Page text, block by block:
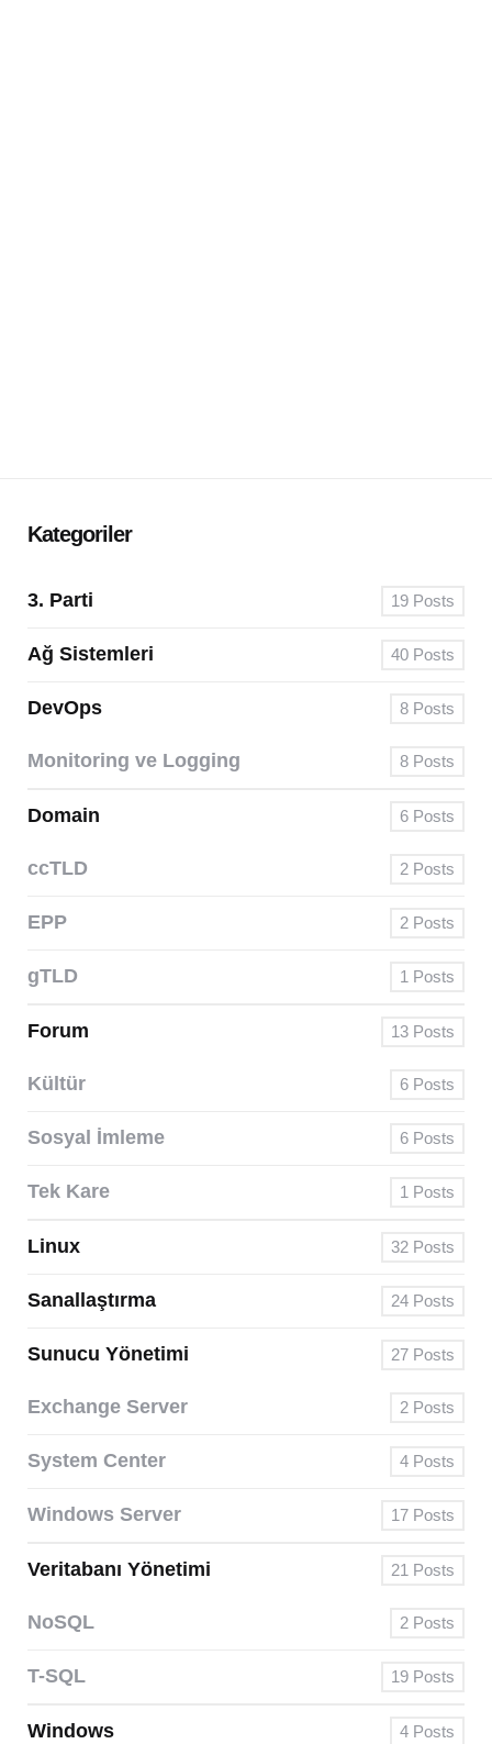
Kategoriler
3. Parti 19 Posts
Ağ Sistemleri 40 Posts
DevOps 8 Posts
Monitoring ve Logging 8 Posts
Domain 6 Posts
ccTLD 2 Posts
EPP 2 Posts
gTLD 1 Posts
Forum 13 Posts
Kültür 6 Posts
Sosyal İmleme 6 Posts
Tek Kare 1 Posts
Linux 32 Posts
Sanallaştırma 24 Posts
Sunucu Yönetimi 27 Posts
Exchange Server 2 Posts
System Center 4 Posts
Windows Server 17 Posts
Veritabanı Yönetimi 21 Posts
NoSQL 2 Posts
T-SQL 19 Posts
Windows 4 Posts